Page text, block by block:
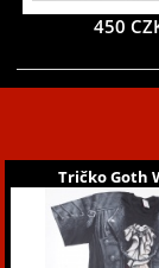
450
Tričko Goth